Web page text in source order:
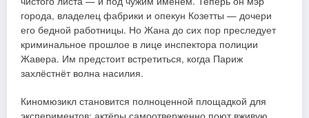
города, владелец фабрики и опекун Козетты — дочери
его бедной работницы. Но Жана до сих пор преследует
криминальное прошлое в лице инспектора полиции
Жавера. Им предстоит встретиться, когда Париж
захлёстнёт волна насилия.
Киномюзикл становится полноценной площадкой для
экспериментов: актёры самоотверженно поют вживую,